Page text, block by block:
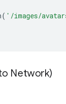
( '/images/
Network)